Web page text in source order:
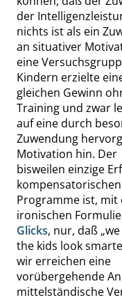
der
nichts ist als ein
an situativer
eine
Kindern erzielte
gleichen Gewinn
Training und zwar
auf eine durch
Zuwendung
Motivation hin. Der
bisweilen einzige
kompensatorischen
Programme ist, mit
ironischen
Glicks, nur, daß „
the kids look
wir erreichen eine
vorübergehende
mittelständische